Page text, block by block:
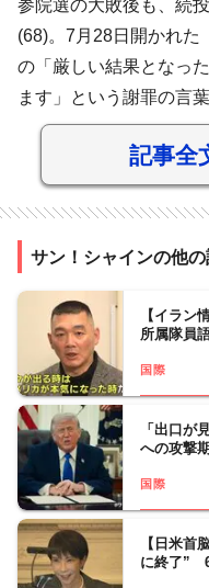
参院選の大敗後も、続
(68)。7月28日開かれた
の「厳しい結果となっ
ます」という謝罪の言
記事全
サン！シャインの他
【イラン
所属隊員
国際
「出口が
への攻撃
国際
【日米首
に終了”